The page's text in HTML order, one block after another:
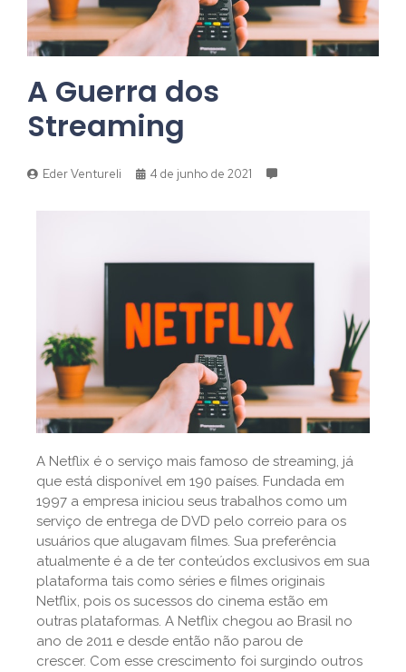
A Guerra dos
Streaming
Eder Ventureli 4 de junho de 2021
A Netflix é o serviço mais famoso de streaming, já
que está disponível em 190 países. Fundada em
1997 a empresa iniciou seus trabalhos como um
serviço de entrega de DVD pelo correio para os
usuários que alugavam filmes. Sua preferência
atualmente é a de ter conteúdos exclusivos em sua
plataforma tais como séries e filmes originais
Netflix, pois os sucessos do cinema estão em
outras plataformas. A Netflix chegou ao Brasil no
ano de 2011 e desde então não parou de
crescer. Com esse crescimento foi surgindo outros